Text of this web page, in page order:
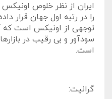
ایران از نظر خلوص
را در رتبه اول جهان قرار
توجهی از اونیکس است که
سودآور و بی رقیب در
است.
گرانیت: